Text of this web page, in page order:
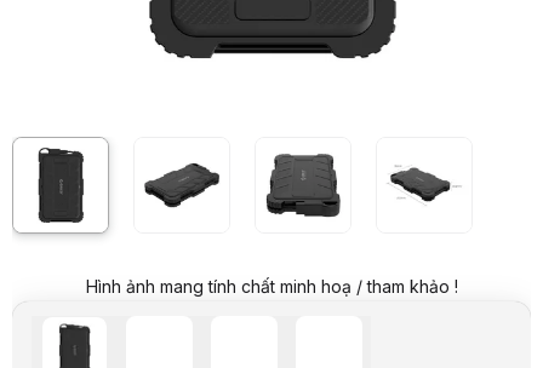
Video review chi tiết Hộp ổ cứng 2.5 inch Orico 2719U3 SATA 3 USB
Giá niêm yết:
Giá mua trả góp (6 tháng):76.000 VND / tháng
Trả góp qua thẻ VISA (12 tháng):
Giá đã bao gồm VAT
Mã sản phẩm:
Hình ảnh mang tính chất minh hoạ / tham khảo !